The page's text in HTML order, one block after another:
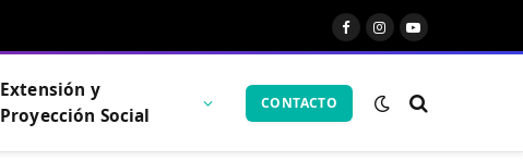
FacebookInstagram
YouTube
Extensión y
Proyección Social
CONTACTO